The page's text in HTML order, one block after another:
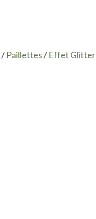
/ Paillettes/ Effet Glitter